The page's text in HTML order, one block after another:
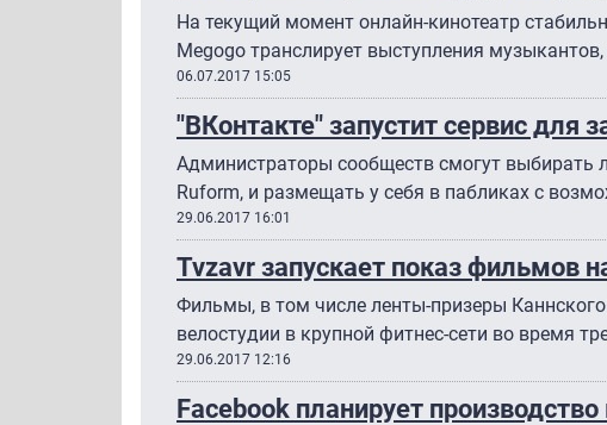
На текущий момент онлайн-кинотеатр
Megogo транслирует выступления
06.07.2017 15:05
"ВКонтакте" запустит сервис для
Администраторы сообществ смогут выбирать
Ruform, и размещать у себя в пабликах с
29.06.2017 16:01
Tvzavr запускает показ фильмов
Фильмы, в том числе ленты-призеры
велостудии в крупной фитнес-сети во время
29.06.2017 12:16
Facebook планирует